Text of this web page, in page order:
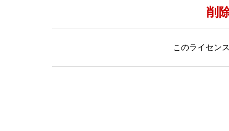
削
このライセン